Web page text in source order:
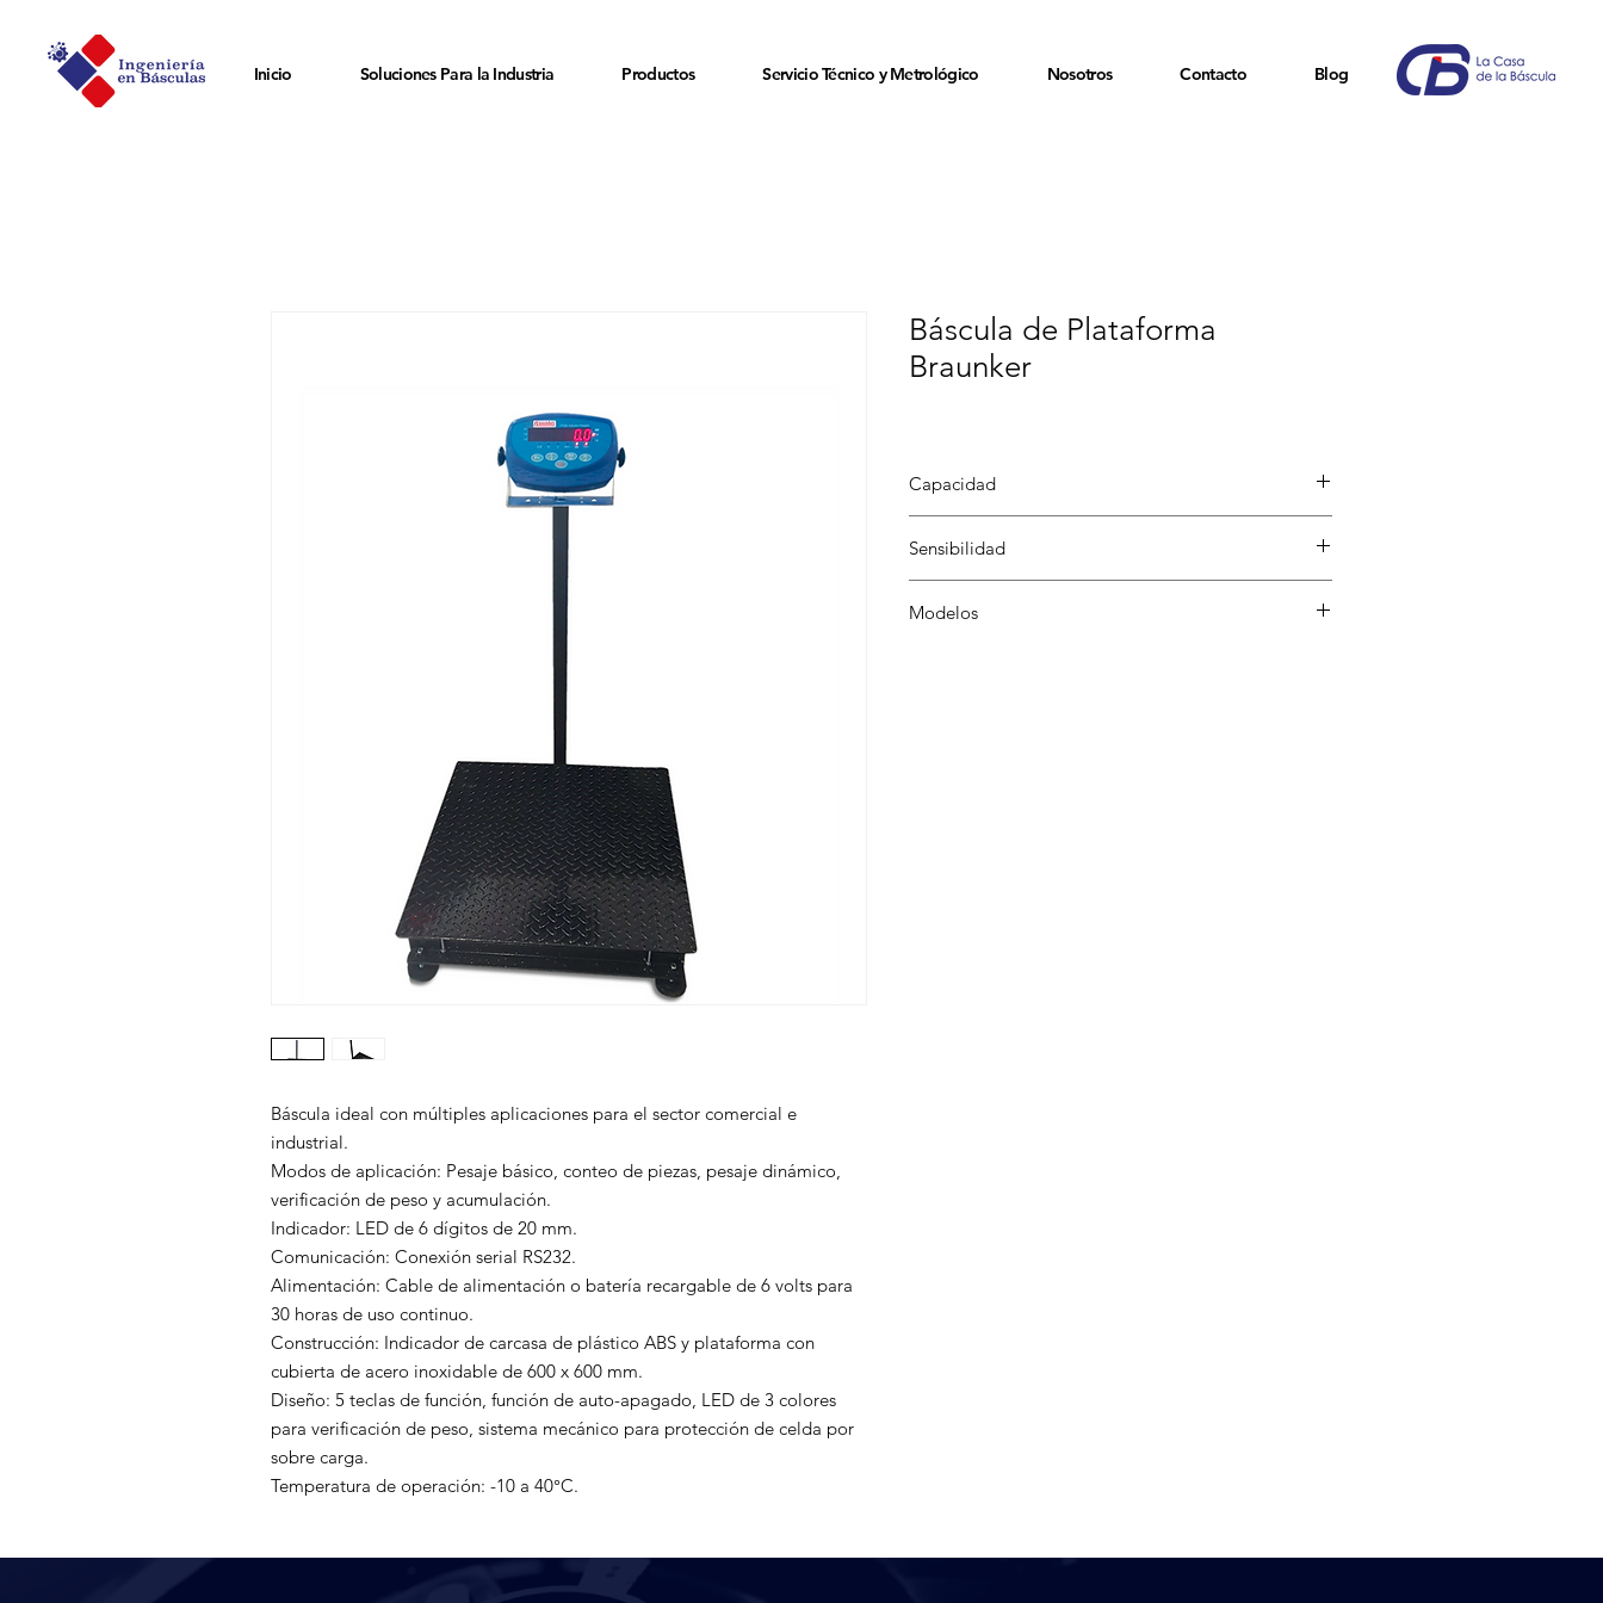
Inicio Soluciones Para la Industria Productos Servicio Técnico y Metrológico Nosotros Contacto Blog
Báscula ideal con múltiples aplicaciones para el sector comercial e
industrial.
Modos de aplicación: Pesaje básico, conteo de piezas, pesaje dinámico,
verificación de peso y acumulación.
Indicador: LED de 6 dígitos de 20 mm.
Comunicación: Conexión serial RS232.
Alimentación: Cable de alimentación o batería recargable de 6 volts para
30 horas de uso continuo.
Construcción: Indicador de carcasa de plástico ABS y plataforma con
cubierta de acero inoxidable de 600 x 600 mm.
Diseño: 5 teclas de función, función de auto-apagado, LED de 3 colores
para verificación de peso, sistema mecánico para protección de celda por
sobre carga.
Temperatura de operación: -10 a 40°C.
Báscula de Plataforma
Braunker
Capacidad
Sensibilidad
Modelos